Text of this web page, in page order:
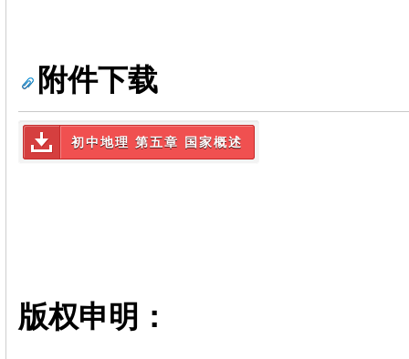
附件下载
初中地理 第五章 国家概述
版权申明：